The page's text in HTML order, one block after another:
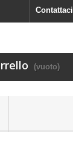
Contattaci
(vuoto)